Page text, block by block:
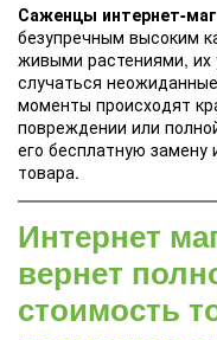
Саженцы интернет-
безупречным высоким
живыми растениями, их
случаться
моменты происходят
повреждении или
его бесплатную замену
товара.
Интернет
вернет
стоимость